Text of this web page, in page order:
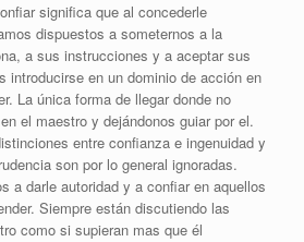
significa que al concederle
dispuestos a someternos a la
a sus instrucciones y a aceptar sus
introducirse en un dominio de acción en
La única forma de llegar donde no
el maestro y dejándonos guiar por el.
entre confianza e ingenuidad y
son por lo general ignoradas.
a darle autoridad y a confiar en aquellos
Siempre están discutiendo las
como si supieran mas que él